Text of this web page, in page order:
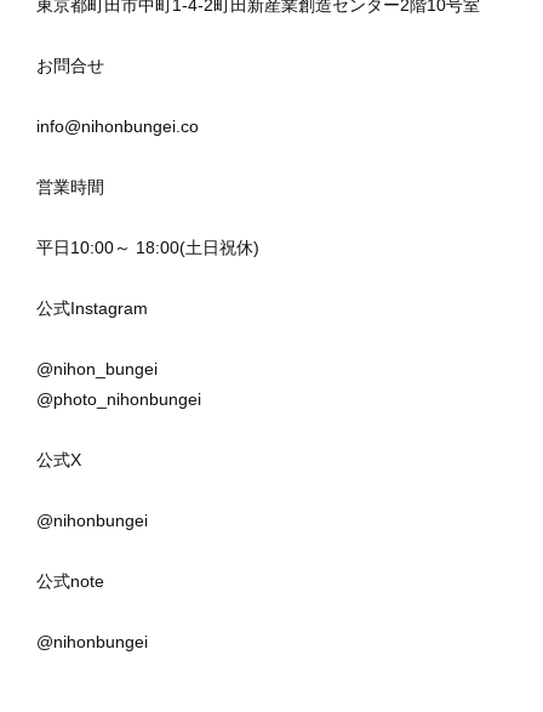
東京都町田市中町1-4-2町田新産業創造センター2階10号室
お問合せ
info@nihonbungei.co
営業時間
平日10:00～ 18:00(土日祝休)
公式Instagram
@nihon_bungei
@photo_nihonbungei
公式X
@nihonbungei
公式note
@nihonbungei